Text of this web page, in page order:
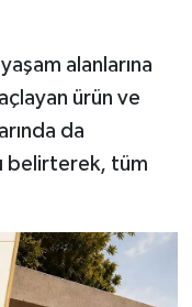
alanlarına
ürün ve
da
belirterek, tüm